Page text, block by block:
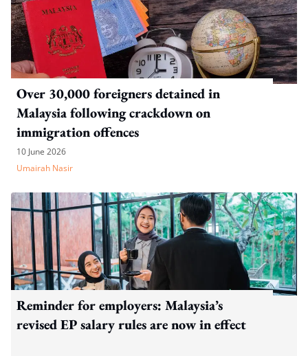
Over 30,000 foreigners detained in
Malaysia following crackdown on
immigration offences
10 June 2026
Umairah Nasir
Reminder for employers: Malaysia’s
revised EP salary rules are now in effect